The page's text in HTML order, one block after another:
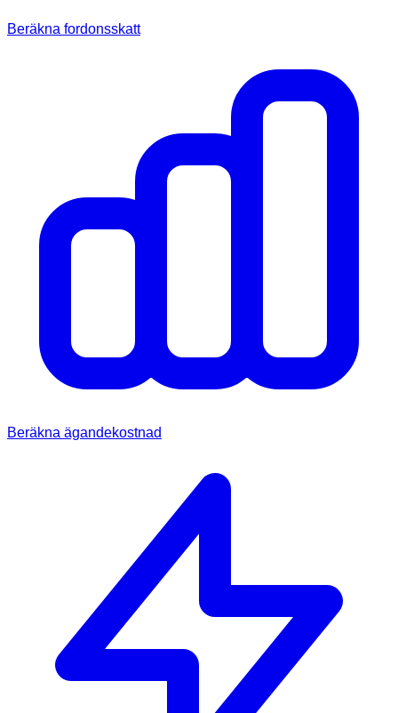
Beräkna fordonsskatt
Beräkna ägandekostnad